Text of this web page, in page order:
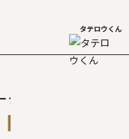
タテロウくん
ベース